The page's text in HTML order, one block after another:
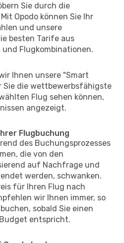
Sie durch die
Opodo können Sie Ihr
und unsere
besten Tarife aus
Flugkombinationen.
Ihnen unsere "Smart
Sie die wettbewerbsfähigste
Flug sehen können,
angezeigt.
Flugbuchung
des Buchungsprozesses
die von den
auf Nachfrage und
werden, schwanken.
für Ihren Flug nach
wir Ihnen immer, so
sobald Sie einen
entspricht.